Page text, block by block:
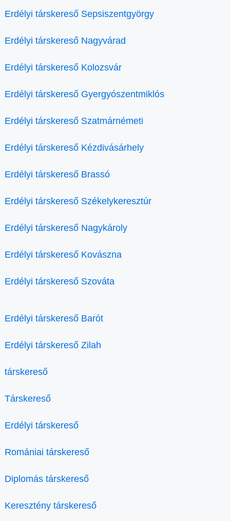
Erdélyi társkereső Sepsiszentgyörgy
Erdélyi társkereső Nagyvárad
Erdélyi társkereső Kolozsvár
Erdélyi társkereső Gyergyószentmiklós
Erdélyi társkereső Szatmárnémeti
Erdélyi társkereső Kézdivásárhely
Erdélyi társkereső Brassó
Erdélyi társkereső Székelykeresztúr
Erdélyi társkereső Nagykároly
Erdélyi társkereső Kovászna
Erdélyi társkereső Szováta
Erdélyi társkereső Barót
Erdélyi társkereső Zilah
társkereső
Társkereső
Erdélyi társkereső
Romániai társkereső
Diplomás társkereső
Keresztény társkereső